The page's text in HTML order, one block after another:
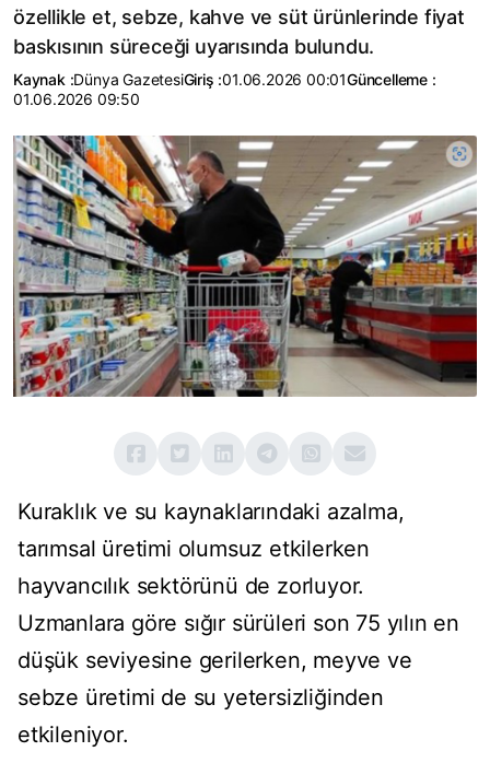
özellikle et, sebze, kahve ve süt ürünlerinde fiyat
baskısının süreceği uyarısında bulundu.
Kaynak :Dünya GazetesiGiriş :01.06.2026 00:01Güncelleme :
01.06.2026 09:50
Kuraklık ve su kaynaklarındaki azalma,
tarımsal üretimi olumsuz etkilerken
hayvancılık sektörünü de zorluyor.
Uzmanlara göre sığır sürüleri son 75 yılın en
düşük seviyesine gerilerken, meyve ve
sebze üretimi de su yetersizliğinden
etkileniyor.